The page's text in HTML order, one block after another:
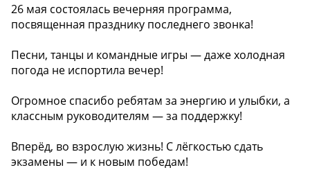
26 мая состоялась вечерняя программа,
посвященная празднику последнего звонка!
Песни, танцы и командные игры — даже холодная
погода не испортила вечер!
Огромное спасибо ребятам за энергию и улыбки, а
классным руководителям — за поддержку!
Вперёд, во взрослую жизнь! С лёгкостью сдать
экзамены — и к новым победам!